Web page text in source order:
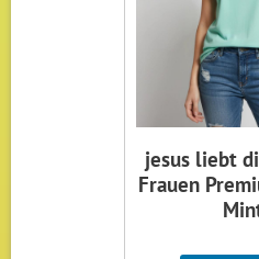
jesus liebt
Frauen